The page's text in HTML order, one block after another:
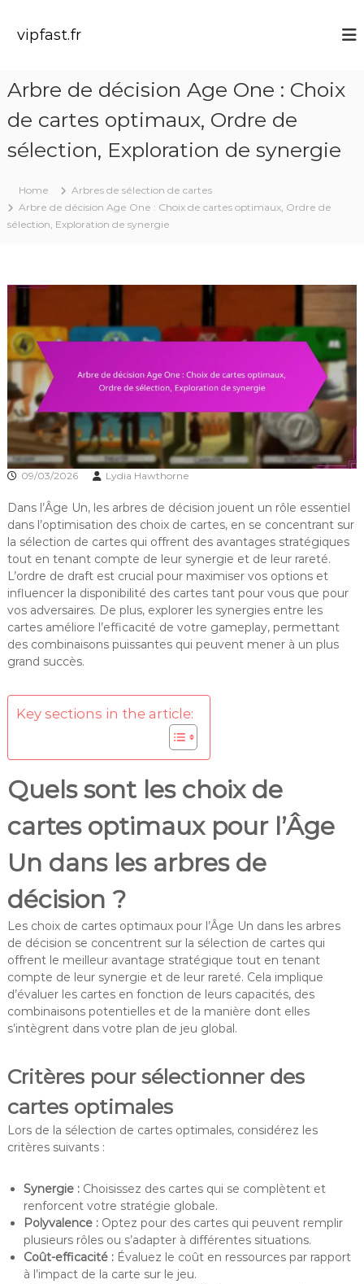
vipfast.fr
Arbre de décision Age One : Choix
de cartes optimaux, Ordre de
sélection, Exploration de synergie
Home
Arbres de sélection de cartes
Arbre de décision Age One : Choix de cartes optimaux, Ordre de
sélection, Exploration de synergie
09/03/2026 Lydia Hawthorne
Dans l’Âge Un, les arbres de décision jouent un rôle essentiel
dans l’optimisation des choix de cartes, en se concentrant sur
la sélection de cartes qui offrent des avantages stratégiques
tout en tenant compte de leur synergie et de leur rareté.
L’ordre de draft est crucial pour maximiser vos options et
influencer la disponibilité des cartes tant pour vous que pour
vos adversaires. De plus, explorer les synergies entre les
cartes améliore l’efficacité de votre gameplay, permettant
des combinaisons puissantes qui peuvent mener à un plus
grand succès.
Key sections in the article:
Quels sont les choix de
cartes optimaux pour l’Âge
Un dans les arbres de
décision ?
Les choix de cartes optimaux pour l’Âge Un dans les arbres
de décision se concentrent sur la sélection de cartes qui
offrent le meilleur avantage stratégique tout en tenant
compte de leur synergie et de leur rareté. Cela implique
d’évaluer les cartes en fonction de leurs capacités, des
combinaisons potentielles et de la manière dont elles
s’intègrent dans votre plan de jeu global.
Critères pour sélectionner des
cartes optimales
Lors de la sélection de cartes optimales, considérez les
critères suivants :
Synergie :Choisissez des cartes qui se complètent et
renforcent votre stratégie globale.
Polyvalence :Optez pour des cartes qui peuvent remplir
plusieurs rôles ou s’adapter à différentes situations.
Coût-efficacité :Évaluez le coût en ressources par rapport
à l’impact de la carte sur le jeu.